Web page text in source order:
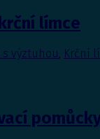
límce
výztuhou Krční